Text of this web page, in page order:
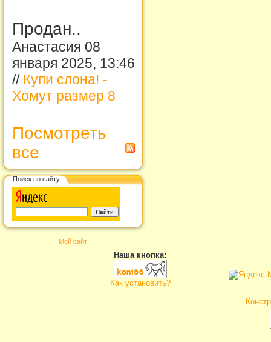
Продан..
Анастасия 08
января 2025, 13:46
// Купи слона! -
Хомут размер 8
Посмотреть
все
Поиск по сайту
Мой сайт
Наша кнопка:
Как установить?